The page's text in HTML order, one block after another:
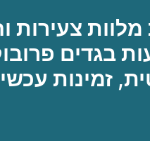
מלוות צעירות
בגדים
זמינות